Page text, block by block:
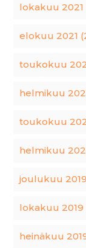
lokakuu 2021
elokuu 2021
toukokuu
helmikuu
toukokuu
helmikuu
joulukuu
lokakuu 2019
heinäkuu